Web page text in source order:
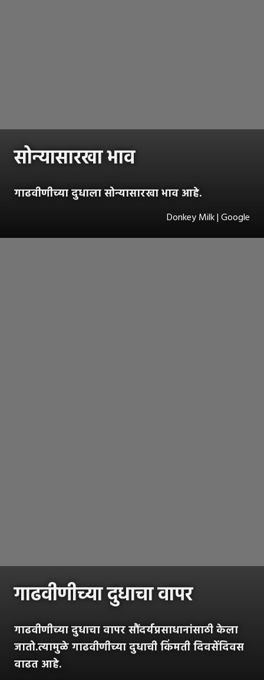
सोन्यासारखा भाव
गाढवीणीच्या दुधाला सोन्यासारखा भाव आहे.
Donkey Milk | Google
गाढवीणीच्या दुधाचा वापर
गाढवीणीच्या दुधाचा वापर सौंदर्यप्रसाधानांसाठी केला
जातो.त्यामुळे गाढवीणीच्या दुधाची किंमती दिवसेंदिवस
वाढत आहे.